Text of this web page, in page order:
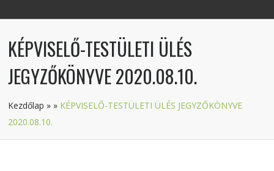
KÉPVISELŐ-TESTÜLETI ÜLÉS
JEGYZŐKÖNYVE 2020.08.10.
Kezdőlap » » KÉPVISELŐ-TESTÜLETI ÜLÉS JEGYZŐKÖNYVE
2020.08.10.